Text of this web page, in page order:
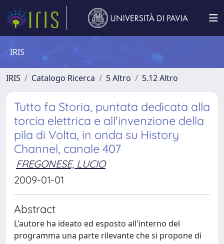
IRIS
IRIS Catalogo Ricerca 5 Altro 5.12 Altro
Tutto fa Storia, puntata dedicata alla
torcia elettrica e all'invenzione della
pila di Volta, in onda su History
Channel, canale 407
FREGONESE, LUCIO
2009-01-01
Abstract
L'autore ha ideato ed esposto all'interno del
programma una parte rilevante che si propone di